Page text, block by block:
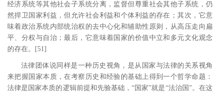
经济系统等其他社会子系统分离，监督但尊重社会其他子系统，仍
然捍卫国家利益，但允许社会利益和个体利益的存在；其次，它意
味着政治系统内部统治权的去中心化和辅助性原则，从高压走向扁
平、分权与自治；最后，它意味着国家的价值中立和多元文化观念
的存在。
[51]
法律团体说同样是一种历史视角，是从国家与法律的关系视角
来把握国家本质，在考察历史和经验的基础上得到一个哲学命题：
法律是国家本质的逻辑前提和先验基础，“国家”就是“法治国”。在这